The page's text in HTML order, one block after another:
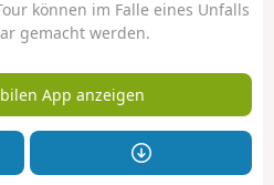
können im Falle eines Unfalls
gemacht werden.
App anzeigen